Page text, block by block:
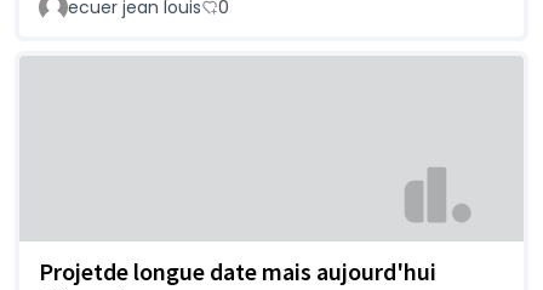
ecuer jean louis 0
Projetde longue date mais aujourd'hui